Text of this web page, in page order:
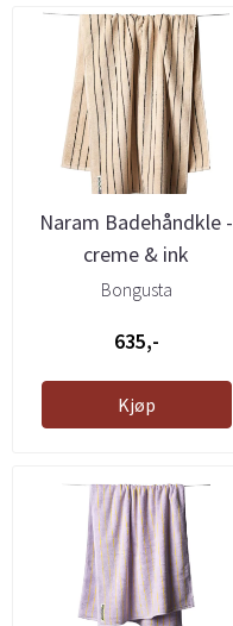
Naram Badehåndkle -
creme & ink
Bongusta
635,-
Kjøp